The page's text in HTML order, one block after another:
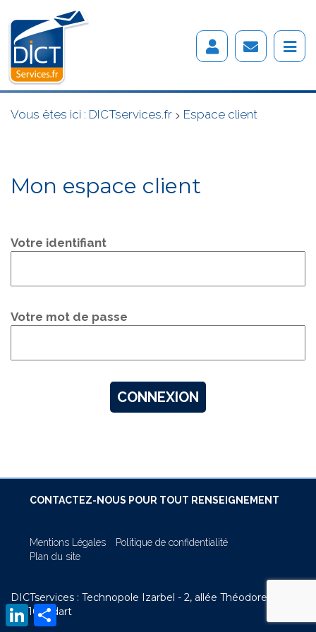
Vous êtes ici : DICTservices.fr > Espace client
Mon espace client
Votre identifiant
Votre mot de passe
CONTACTEZ-NOUS POUR TOUT RENSEIGNEMENT
Mentions Légales
Politique de confidentialité
Plan du site
DICTservices : Technopole Izarbel - 2, allée Théodore Monod
64210 Bidart
LinkedInPartager